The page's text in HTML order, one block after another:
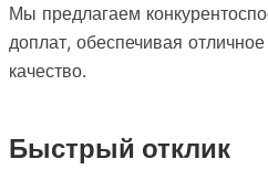
Мы предлагаем
доплат, обеспечивая
качество.
Быстрый отклик